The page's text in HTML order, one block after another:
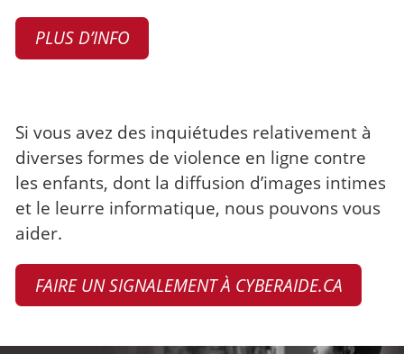
PLUS D’INFO
Si vous avez des inquiétudes relativement à
diverses formes de violence en ligne contre
les enfants, dont la diffusion d’images intimes
et le leurre informatique, nous pouvons vous
aider.
FAIRE UN SIGNALEMENT À CYBERAIDE.CA